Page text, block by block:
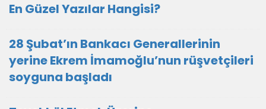
En Güzel Yazılar Hangisi?
28 Şubat’ın Bankacı Generallerinin
yerine Ekrem İmamoğlu’nun rüşvetçileri
soyguna başladı